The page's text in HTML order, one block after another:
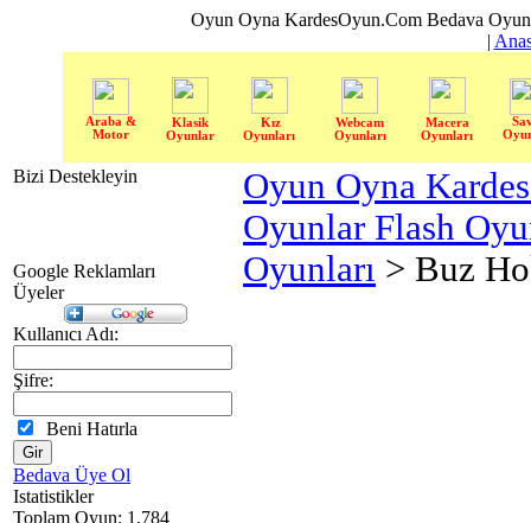
Oyun Oyna KardesOyun.Com Bedava
|
Araba &
Motor
Klasik
Oyunlar
Kız
Oyunları
Webcam
Oyunları
Macera
Oyunları
Bizi Destekleyin
Google Reklamları
Üyeler
Kullanıcı Adı:
Şifre:
Beni Hatırla
Bedava Üye Ol
Istatistikler
Toplam Oyun: 1,784
Oyun Oyna
Oyunlar Flash
Oyunları > Buz